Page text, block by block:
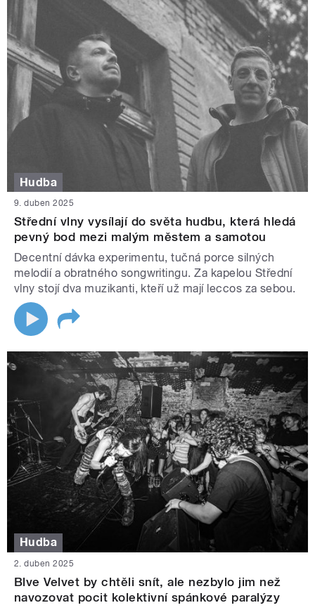
Hudba
9. duben 2025
Střední vlny vysílají do světa hudbu, která hledá
pevný bod mezi malým městem a samotou
Decentní dávka experimentu, tučná porce silných
melodií a obratného songwritingu. Za kapelou Střední
vlny stojí dva muzikanti, kteří už mají leccos za sebou.
Hudba
2. duben 2025
Blve Velvet by chtěli snít, ale nezbylo jim než
navozovat pocit kolektivní spánkové paralýzy